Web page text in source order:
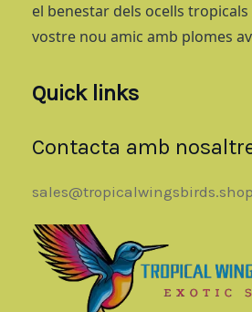
el benestar dels ocells
vostre nou amic amb plomes
Quick links
Contacta amb
sales@tropicalwingsbirds.shop